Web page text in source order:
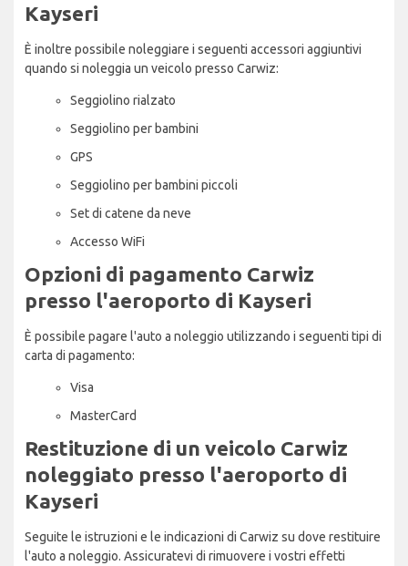
Kayseri
È inoltre possibile noleggiare i seguenti accessori aggiuntivi
quando si noleggia un veicolo presso Carwiz:
Seggiolino rialzato
Seggiolino per bambini
GPS
Seggiolino per bambini piccoli
Set di catene da neve
Accesso WiFi
Opzioni di pagamento Carwiz
presso l'aeroporto di Kayseri
È possibile pagare l'auto a noleggio utilizzando i seguenti tipi di
carta di pagamento:
Visa
MasterCard
Restituzione di un veicolo Carwiz
noleggiato presso l'aeroporto di
Kayseri
Seguite le istruzioni e le indicazioni di Carwiz su dove restituire
l'auto a noleggio. Assicuratevi di rimuovere i vostri effetti